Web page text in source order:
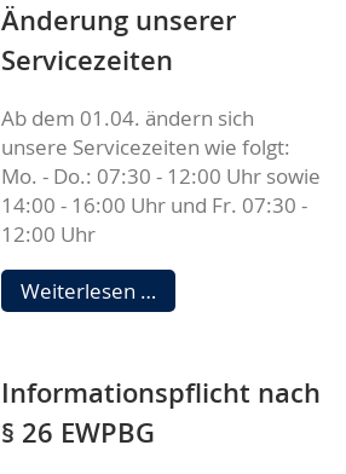
sofort
online!
Änderung unserer
Servicezeiten
Ab dem 01.04. ändern sich
unsere Servicezeiten wie folgt:
Mo. - Do.: 07:30 - 12:00 Uhr sowie
14:00 - 16:00 Uhr und Fr. 07:30 -
12:00 Uhr
Weiterlesen … Änderung
unserer
Informationspflicht nach
§ 26 EWPBG